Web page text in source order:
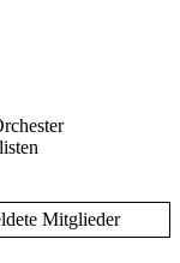
Mitglieder